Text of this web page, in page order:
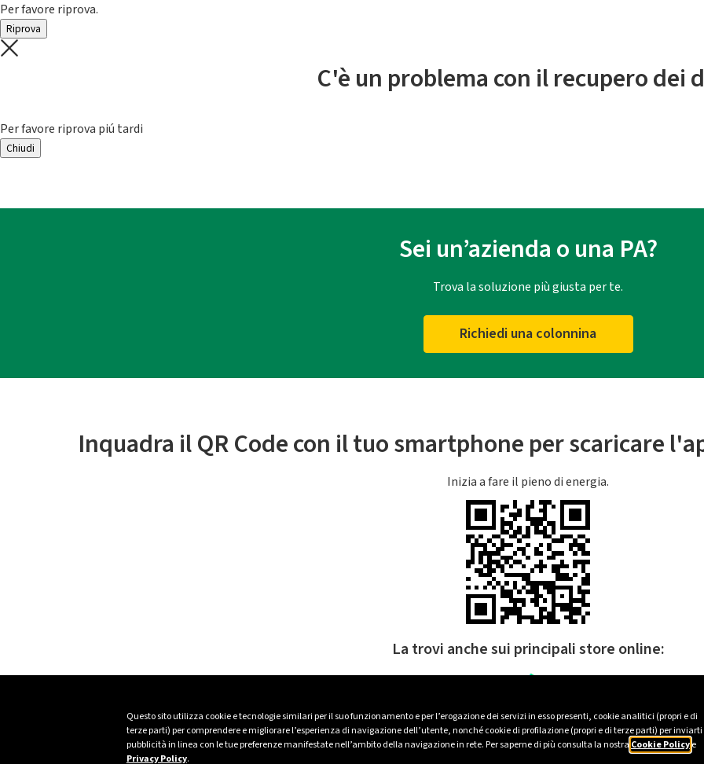
Questo sito utilizza cookie e tecnologie similari per il suo funzionamento e per l’erogazione dei servizi in esso presenti, cookie analitici (propri e di
terze parti) per comprendere e migliorare l’esperienza di navigazione dell’utente, nonché cookie di profilazione (propri e di terze parti) per inviarti
pubblicità in linea con le tue preferenze manifestate nell’ambito della navigazione in rete. Per saperne di più consulta la nostra Cookie Policye
Privacy Policy.
Per favore riprova.
Riprova
C'è un problema con il recupero dei
Per favore riprova piú tardi
Chiudi
Sei un’azienda o una PA?
Trova la soluzione più giusta per te.
Richiedi una colonnina
Inquadra il QR Code con il tuo smartphone per scaricare
Inizia a fare il pieno di energia.
La trovi anche sui principali store online: